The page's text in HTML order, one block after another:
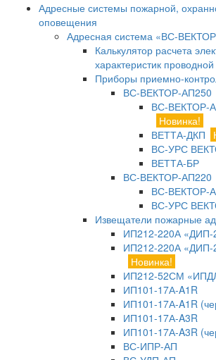
Адресные системы пожарной,
оповещения
Адресная система «ВС-
Калькулятор расчета
характеристик
Приборы приемно-
ВС-ВЕКТОР-АП250
ВС-ВЕКТОР-
Новинка!
ВЕТТА-ДКП
ВС-УРС
ВЕТТА-БР
ВС-ВЕКТОР-АП220
ВС-ВЕКТОР-
ВС-УРС
Извещатели пожарные
ИП212-220А «ДИП-
ИП212-220А «ДИП-
Новинка!
ИП212-52СМ
ИП101-17А-A1R
ИП101-17А-A1R
ИП101-17А-A3R
ИП101-17А-A3R
ВС-ИПР-АП